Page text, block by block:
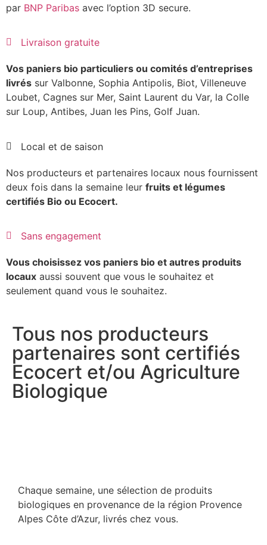
par BNP Paribas avec l’option 3D secure.
Livraison gratuite
Vos paniers bio particuliers ou comités d’entreprises
livrés sur Valbonne, Sophia Antipolis, Biot, Villeneuve
Loubet, Cagnes sur Mer, Saint Laurent du Var, la Colle
sur Loup, Antibes, Juan les Pins, Golf Juan.
Local et de saison
Nos producteurs et partenaires locaux nous fournissent
deux fois dans la semaine leur fruits et légumes
certifiés Bio ou Ecocert.
Sans engagement
Vous choisissez vos paniers bio et autres produits
locaux aussi souvent que vous le souhaitez et
seulement quand vous le souhaitez.
Tous nos producteurs
partenaires sont certifiés
Ecocert et/ou Agriculture
Biologique
Chaque semaine, une sélection de produits
biologiques en provenance de la région Provence
Alpes Côte d’Azur, livrés chez vous.